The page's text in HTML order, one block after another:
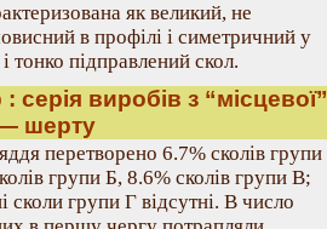
як великий, не
в профілі і симетричний у
тонко підправлений скол.
виробів з “місцевої”
шерту
перетворено 6.7% сколів групи
групи Б, 8.6% сколів групи В;
сколи групи Г відсутні. В число